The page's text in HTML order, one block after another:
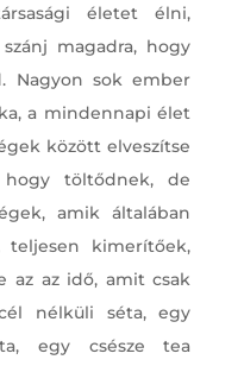
életet élni,
magadra, hogy
Nagyon sok ember
a mindennapi élet
között elveszítse
hogy töltődnek, de
amik általában
teljesen kimerítőek,
az az idő, amit csak
nélküli séta, egy
egy csésze tea